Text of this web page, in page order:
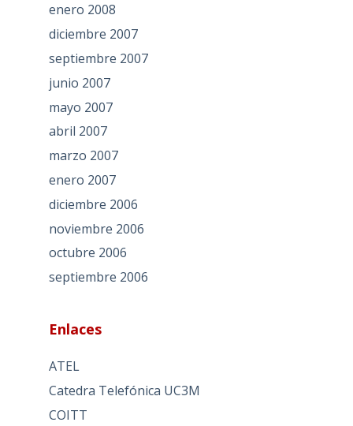
enero 2008
diciembre 2007
septiembre 2007
junio 2007
mayo 2007
abril 2007
marzo 2007
enero 2007
diciembre 2006
noviembre 2006
octubre 2006
septiembre 2006
Enlaces
ATEL
Catedra Telefónica UC3M
COITT